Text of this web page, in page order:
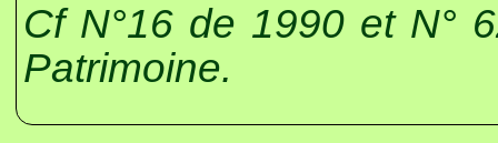
Cf N°16 de 1990 et N°
Patrimoine.